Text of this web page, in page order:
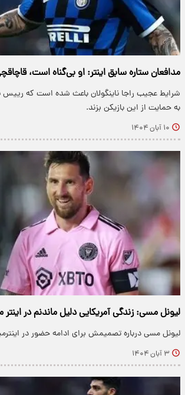
مدافعان ستاره سابق اینتر: او بی‌گناه است،
شرایط عجیب راجا ناینگولان باعث شده است که
به حمایت از این بازیکن بزند.
۱۰ آبان ۱۴۰۴
لیونل مسی: زندگی آمریکایی دلیل ماندنم در اینتر
لیونل مسی درباره تصمیمش برای ادامه حضور در
۳ آبان ۱۴۰۴